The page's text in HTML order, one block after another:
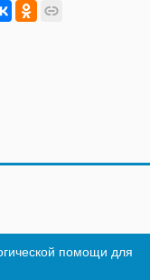
помощи для